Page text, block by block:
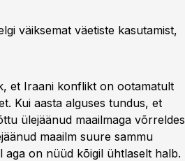
väiksemat väetiste kasutamist,
et Iraani konflikt on ootamatult
Kui aasta alguses tundus, et
ülejäänud maailmaga võrreldes
maailm suure sammu
aga on nüüd kõigil ühtlaselt halb.